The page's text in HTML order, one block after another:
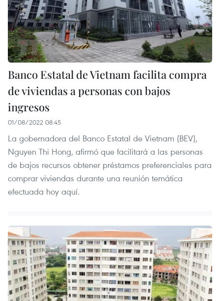
Banco Estatal de Vietnam facilita compra
de viviendas a personas con bajos
ingresos
01/08/2022 08:45
La gobernadora del Banco Estatal de Vietnam (BEV),
Nguyen Thi Hong, afirmó que facilitará a las personas
de bajos recursos obtener préstamos preferenciales para
comprar viviendas durante una reunión temática
efectuada hoy aquí.